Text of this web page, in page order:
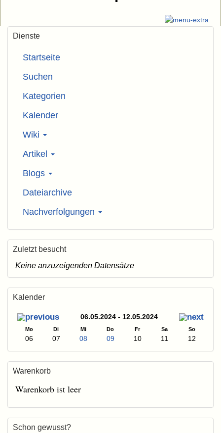
Dienste
Startseite
Suchen
Kategorien
Kalender
Wiki
Artikel
Blogs
Dateiarchive
Nachverfolgungen
Zuletzt besucht
Keine anzuzeigenden Datensätze
Kalender
06.05.2024 - 12.05.2024
Mo Di Mi Do Fr Sa So
06 07 08 09 10 11 12
Warenkorb
Warenkorb ist leer
Schon gewusst?